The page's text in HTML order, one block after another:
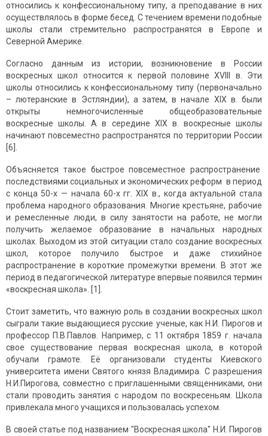
относились к конфессиональному типу, а преподавание в них
осуществлялось в форме бесед. С течением времени подобные
школы стали стремительно распространятся в Европе и
Северной Америке.
Согласно данным из истории, возникновение в России
воскресных школ относится к первой половине XVIII в. Эти
школы относились к конфессиональному типу (первоначально
– лютеранские в Эстляндии), а затем, в начале XIX в. были
открыты немногочисленные общеобразовательные
воскресные школы. А в середине XIX в. воскресные школы
начинают повсеместно распространятся по территории России
[6].
Объясняется такое быстрое повсеместное распространение
последствиями социальных и экономических реформ в период
с конца 50-х — начала 60-х гг. XIX в., когда актуальной стала
проблема народного образования. Многие крестьяне, рабочие
и ремесленные люди, в силу занятости на работе, не могли
получить желаемое образование в начальных народных
школах. Выходом из этой ситуации стало создание воскресных
школ, которое получило быстрое и даже стихийное
распространение в короткие промежутки времени. В этот же
период в педагогической литературе впервые появился термин
«воскресная школа». [1].
Стоит заметить, что важную роль в создании воскресных школ
сыграли такие выдающиеся русские ученые, как Н.И. Пирогов и
профессор П.В.Павлов. Например, с 11 октября 1859 г. начала
свое существование первая воскресная школа, в которой
обучали грамоте. Её организовали студенты Киевского
университета имени Святого князя Владимира. С разрешения
Н.И.Пирогова, совместно с приглашенными священниками, они
стали проводить занятия с народом по воскресеньям. Школа
привлекала много учащихся и пользовалась успехом.
В своей статье под названием "Воскресная школа" Н.И. Пирогов